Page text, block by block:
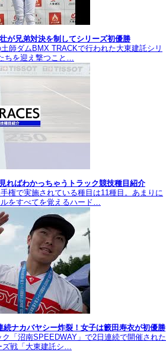
が兄弟対決を制してシリーズ初優勝
師ダムBMX TRACKで行われた大東建託シリ
ちを迎え撃つこと…
ればわかっちゃうトラック競技種目紹介
権で実施されている種目は11種目。あまりに
をすべてを覚えるハード…
ナカバヤシー炸裂！女子は籔田寿衣が初優勝
「沼南SPEEDWAY」で2日連続で開催された
戦「大東建託シ…